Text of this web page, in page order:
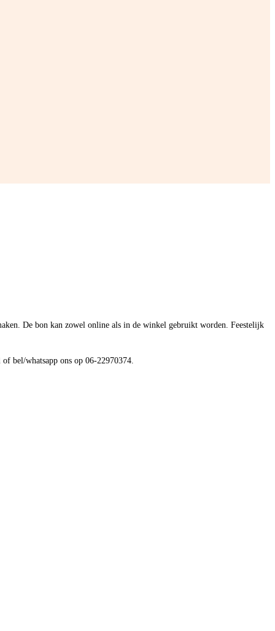
De bon kan zowel online als in de winkel gebruikt worden. Feestelijk
bel/whatsapp ons op 06-22970374.